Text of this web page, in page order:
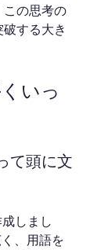
この思考の
する大き
いっ
て頭に文
しまし
、用語を